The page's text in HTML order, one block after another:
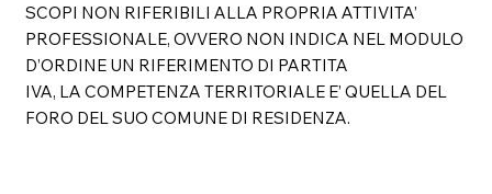
SCOPI NON RIFERIBILI ALLA PROPRIA ATTIVITA’
PROFESSIONALE, OVVERO NON INDICA NEL MODULO
D’ORDINE UN RIFERIMENTO DI PARTITA
IVA, LA COMPETENZA TERRITORIALE E’ QUELLA DEL
FORO DEL SUO COMUNE DI RESIDENZA.